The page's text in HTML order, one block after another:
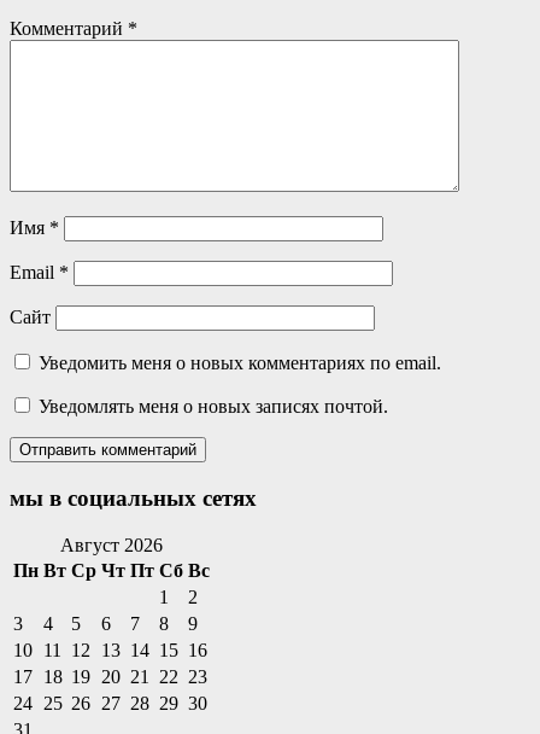
Комментарий *
Имя *
Email *
Сайт
Уведомить меня о новых комментариях по email.
Уведомлять меня о новых записях почтой.
мы в социальных сетях
Facebook
Instagram
VKontakte
ТелефонАвгуст 2026
Пн Вт Ср Чт Пт Сб Вс
1
2
3
4 5 6 7 8
9
10 11 12 13 14 15 16
17 18 19 20 21 22 23
24 25 26 27 28 29 30
31